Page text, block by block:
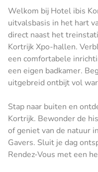
Welkom bij Hotel ibis
uitvalsbasis in het hart
direct naast het
Kortrijk Xpo-hallen.
een comfortabele
een eigen badkamer.
uitgebreid ontbijt vol
Stap naar buiten en
Kortrijk. Bewonder de
of geniet van de natuur
Gavers. Sluit je dag
Rendez-Vous met een